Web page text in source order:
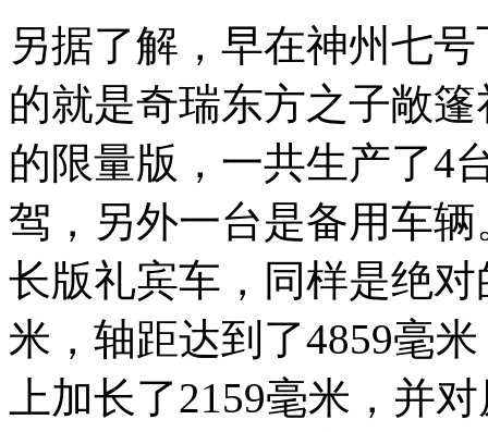
另据了解，早在神州七
的就是奇瑞东方之子敞
的限量版，一共生产了4
驾，另外一台是备用车
长版礼宾车，同样是绝
米，轴距达到了4859毫
上加长了2159毫米，并